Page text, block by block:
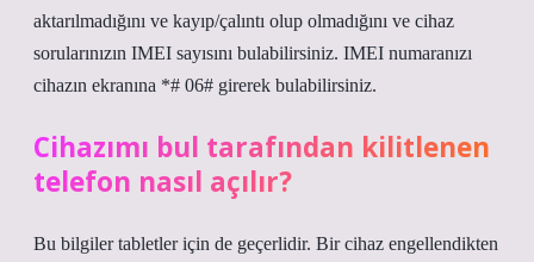
aktarılmadığını ve kayıp/çalıntı olup olmadığını ve cihaz
sorularınızın IMEI sayısını bulabilirsiniz. IMEI numaranızı
cihazın ekranına *# 06# girerek bulabilirsiniz.
Cihazımı bul tarafından kilitlenen
telefon nasıl açılır?
Bu bilgiler tabletler için de geçerlidir. Bir cihaz engellendikten